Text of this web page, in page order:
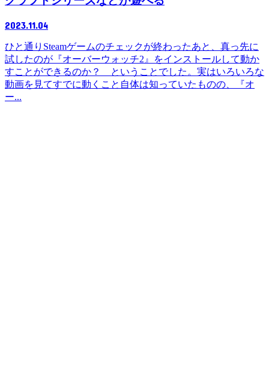
2023.11.04
ひと通りSteamゲームのチェックが終わったあと、真っ先に
試したのが『オーバーウォッチ2』をインストールして動か
すことができるのか？ ということでした。実はいろいろな
動画を見てすでに動くこと自体は知っていたものの、『オ
ー...